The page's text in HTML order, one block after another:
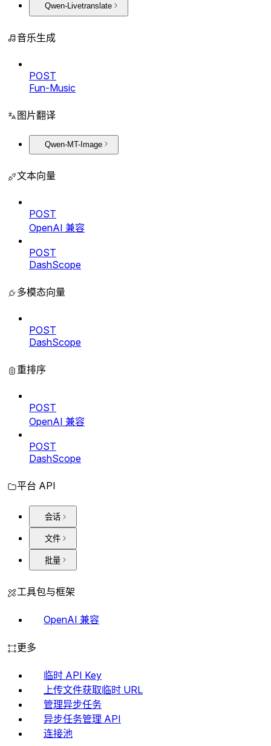
Qwen-Livetranslate
音乐生成
POST
Fun-Music
图片翻译
Qwen-MT-Image
文本向量
POST
OpenAI 兼容
POST
DashScope
多模态向量
POST
DashScope
重排序
POST
OpenAI 兼容
POST
DashScope
平台 API
会话
文件
批量
工具包与框架
OpenAI 兼容
更多
临时 API Key
上传文件获取临时 URL
管理异步任务
异步任务管理 API
连接池